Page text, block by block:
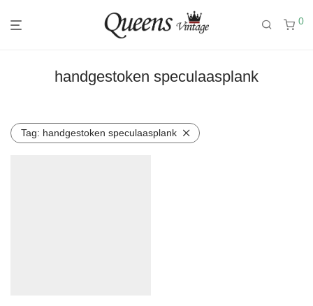
0
handgestoken speculaasplank
Tag: handgestoken speculaasplank